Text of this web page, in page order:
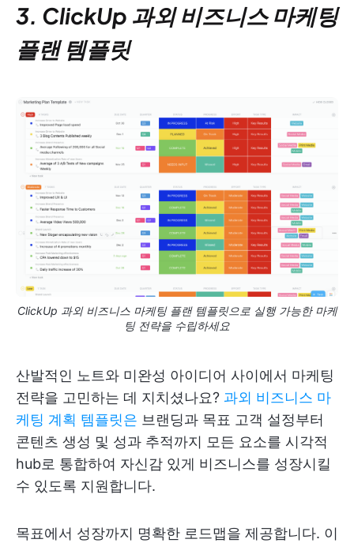
3. ClickUp 과외 비즈니스 마케팅
플랜 템플릿
ClickUp 과외 비즈니스 마케팅 플랜 템플릿으로 실행 가능한 마케
팅 전략을 수립하세요
산발적인 노트와 미완성 아이디어 사이에서 마케팅
전략을 고민하는 데 지치셨나요? 과외 비즈니스 마
케팅 계획 템플릿은 브랜딩과 목표 고객 설정부터
콘텐츠 생성 및 성과 추적까지 모든 요소를 시각적
hub로 통합하여 자신감 있게 비즈니스를 성장시킬
수 있도록 지원합니다.
목표에서 성장까지 명확한 로드맵을 제공합니다. 이